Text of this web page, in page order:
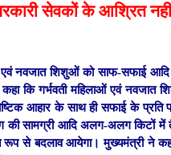
सेवकों के आश्रित नहीं
एवं नवजात शिशुओं को साफ-सफाई आदि
कहा कि गर्भवती महिलाओं एवं
आहार के साथ ही सफाई के
की सामग्री आदि अलग-अलग किटों में
रूप से बदलाव आयेगा। मुख्यमंत्री ने